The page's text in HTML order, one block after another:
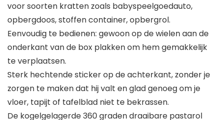
voor soorten kratten zoals babyspeelgoedauto,
opbergdoos, stoffen container, opbergrol.
Eenvoudig te bedienen: gewoon op de wielen aan de
onderkant van de box plakken om hem gemakkelijk
te verplaatsen.
Sterk hechtende sticker op de achterkant, zonder je
zorgen te maken dat hij valt en glad genoeg om je
vloer, tapijt of tafelblad niet te bekrassen.
De kogelgelagerde 360 graden draaibare pastarol